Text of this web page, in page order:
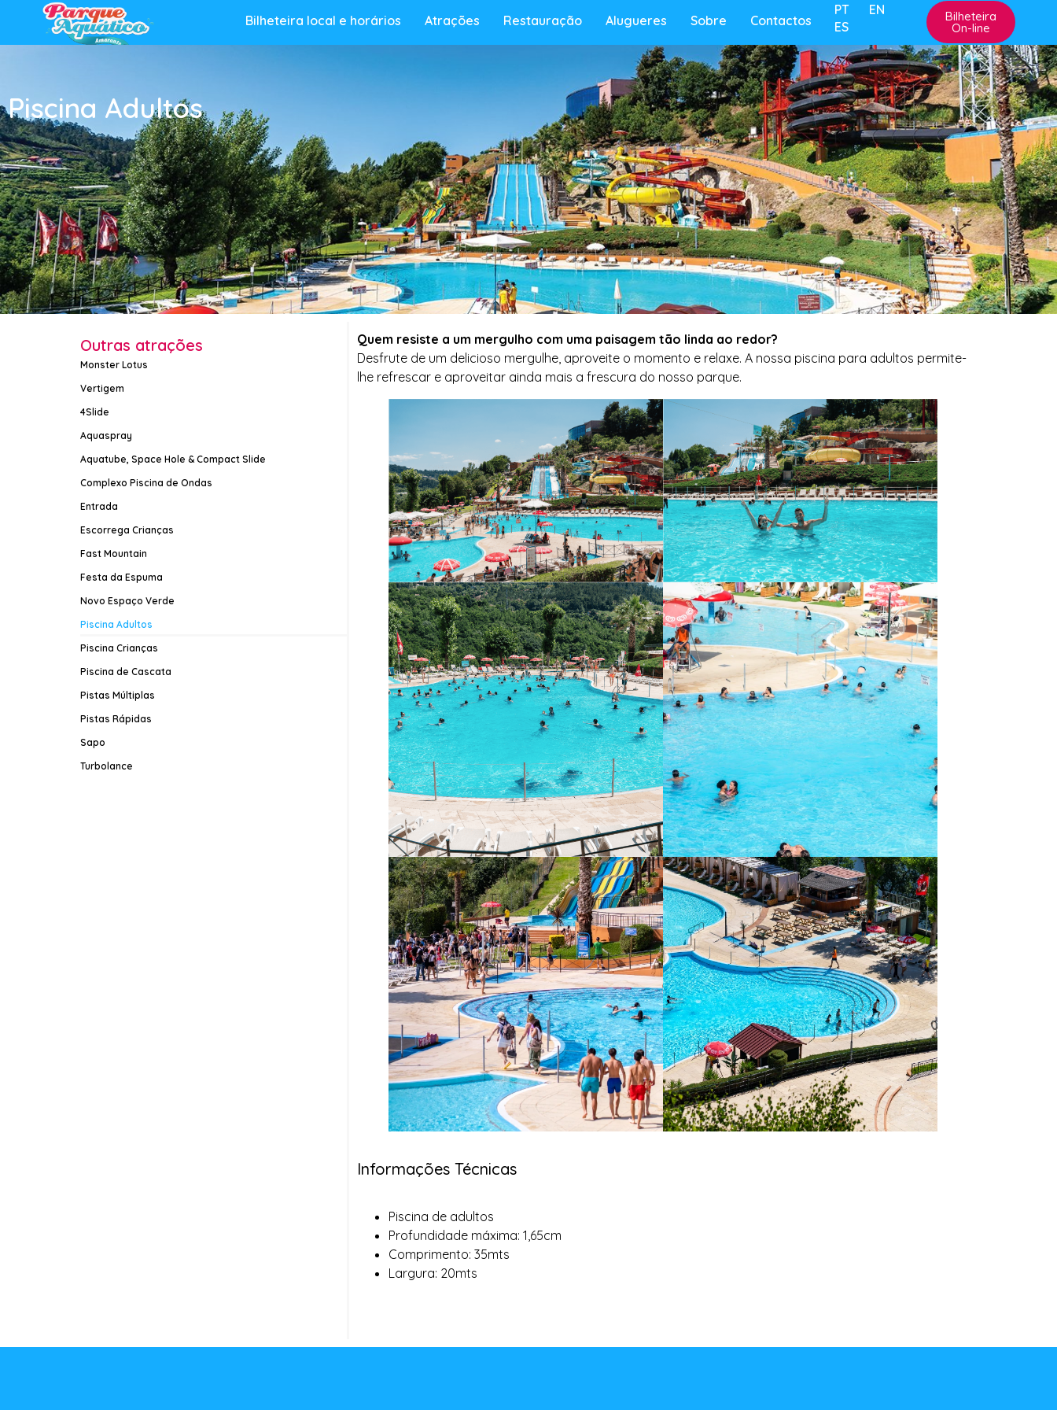
Bilheteira local e horários Atrações Restauração Alugueres Sobre Contactos
PT
EN
ES
Bilheteira
On-line
Piscina Adultos
Outras atrações
Monster Lotus
Vertigem
4Slide
Aquaspray
Aquatube, Space Hole & Compact Slide
Complexo Piscina de Ondas
Entrada
Escorrega Crianças
Fast Mountain
Festa da Espuma
Novo Espaço Verde
Piscina Adultos
Piscina Crianças
Piscina de Cascata
Pistas Múltiplas
Pistas Rápidas
Sapo
Turbolance
Quem resiste a um mergulho com uma paisagem tão linda ao redor?
Desfrute de um delicioso mergulhe, aproveite o momento e relaxe. A nossa piscina para adultos permite-
lhe refrescar e aproveitar ainda mais a frescura do nosso parque.
Informações Técnicas
Piscina de adultos
Profundidade máxima: 1,65cm
Comprimento: 35mts
Largura: 20mts